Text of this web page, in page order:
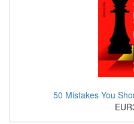
50 Mistakes You